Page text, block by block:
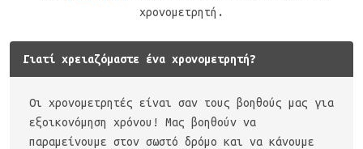
χρονομετρητή.
Γιατί χρειαζόμαστε ένα χρονομετρητή?
Οι χρονομετρητές είναι σαν τους βοηθούς μας για
εξοικονόμηση χρόνου! Μας βοηθούν να
παραμείνουμε στον σωστό δρόμο και να κάνουμε